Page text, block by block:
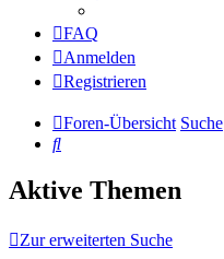
FAQ
Anmelden
Registrieren
Foren-Übersicht Suche
Suche
Aktive Themen
Zur erweiterten Suche